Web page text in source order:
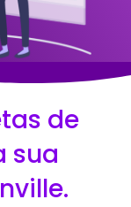
de
sua